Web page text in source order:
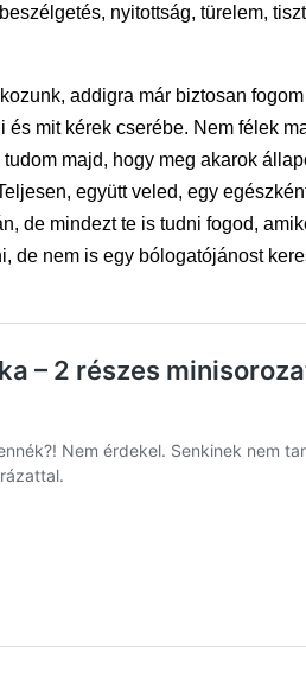
nyitottság, türelem,
addigra már biztosan
és mit kérek cserébe. Nem félek
majd, hogy meg akarok
együtt veled, egy
de mindezt te is tudni fogod,
de nem is egy bólogatójánost